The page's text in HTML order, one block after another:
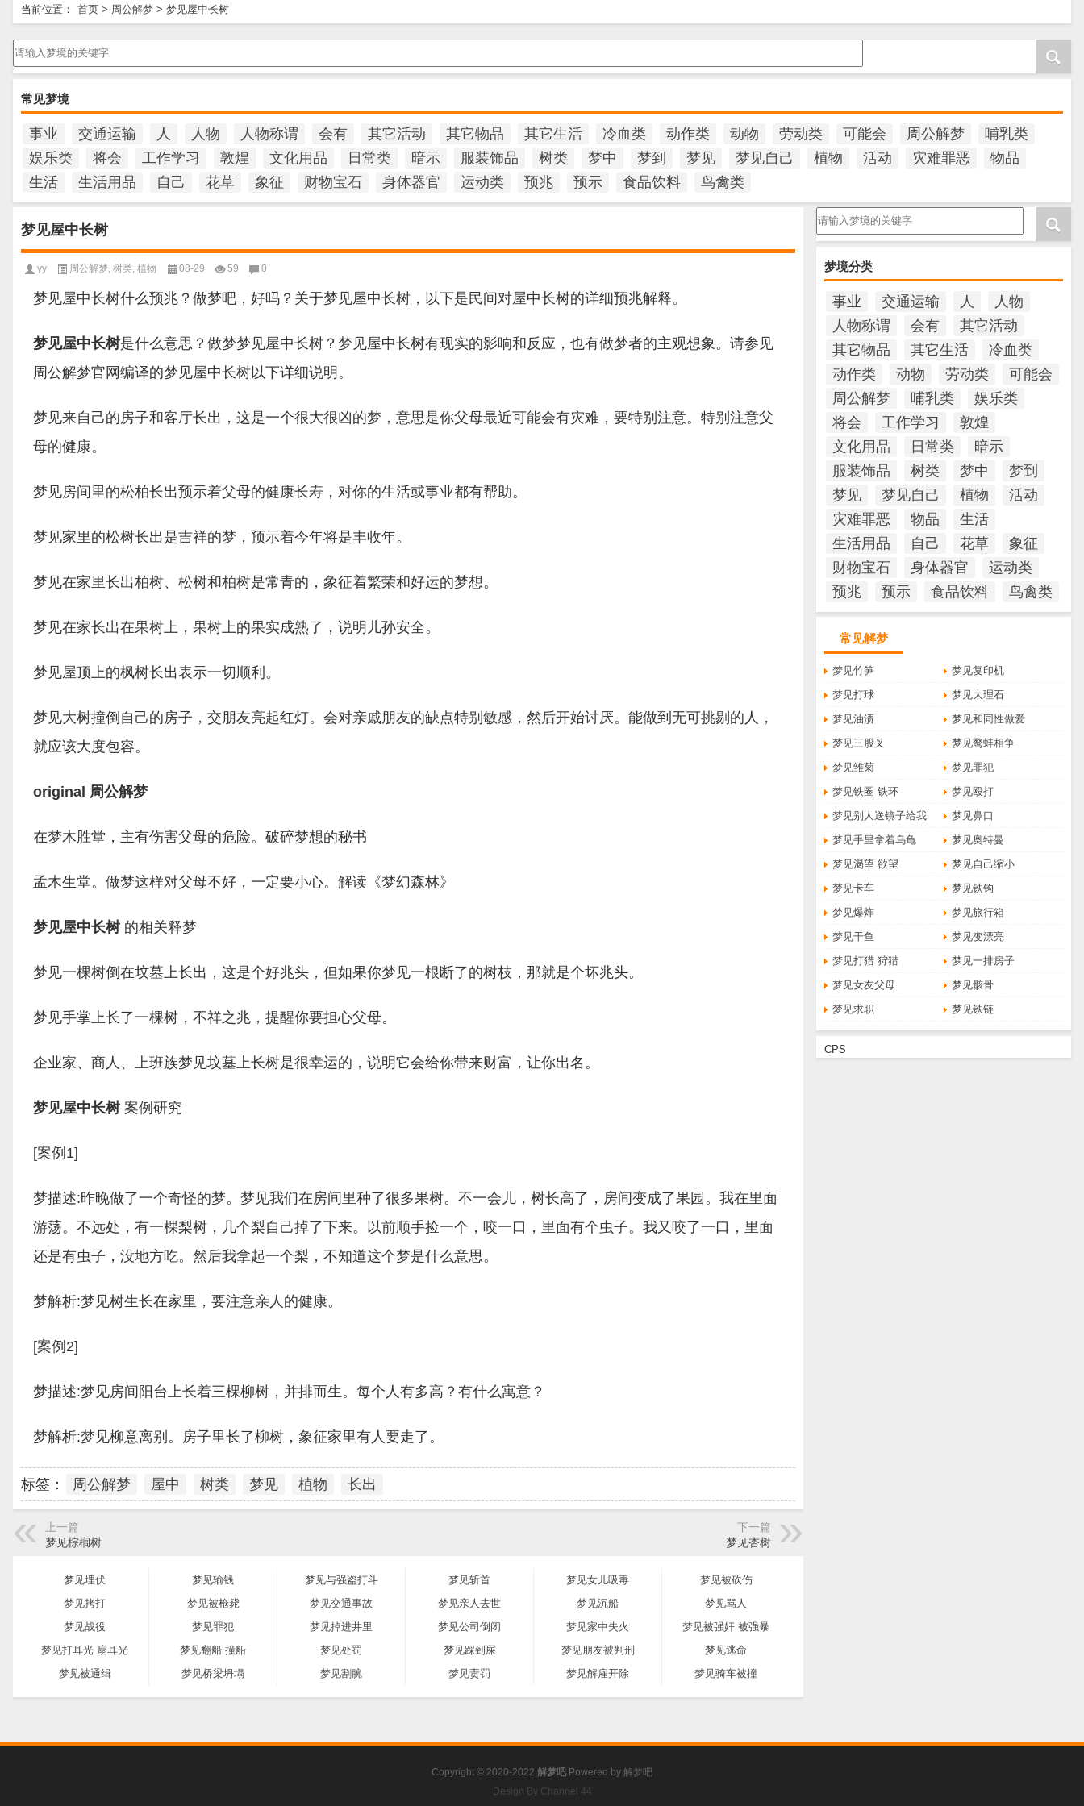
当前位置： 首页 > 周公解梦 > 梦见屋中长树
请输入梦境的关键字
常见梦境
事业 交通运输 人 人物 人物称谓 会有 其它活动 其它物品 其它生活 冷血类 动作类 动物 劳动类 可能会 周公解梦
哺乳类
娱乐类
将会 工作学习 敦煌 文化用品 日常类 暗示 服装饰品 树类 梦中 梦到 梦见 梦见自己 植物 活动 灾难罪恶
物品
生活
生活用品 自己 花草 象征 财物宝石 身体器官 运动类 预兆 预示 食品饮料 鸟禽类
请输入梦境的关键字
梦境分类
事业 交通运输 人
人物
人物称谓
会有
其它活动
其它物品
其它生活
冷血类
动作类
动物 劳动类
可能会
周公解梦
哺乳类
娱乐类
将会
工作学习
敦煌
文化用品
日常类
暗示
服装饰品
树类 梦中
梦到
梦见
梦见自己 植物
活动
灾难罪恶
物品
生活
生活用品
自己 花草
象征
财物宝石
身体器官
运动类
预兆
预示 食品饮料 鸟禽类
常见解梦
梦见竹笋
梦见复印机
梦见打球
梦见大理石
梦见油渍
梦见和同性做爱
梦见三股叉
梦见鹜蚌相争
梦见雏菊
梦见罪犯
梦见铁圈 铁环
梦见殴打
梦见别人送镜子给我
梦见鼻口
梦见手里拿着乌龟
梦见奥特曼
梦见渴望 欲望
梦见自己缩小
梦见卡车
梦见铁钩
梦见爆炸
梦见旅行箱
梦见干鱼
梦见变漂亮
梦见打猎 狩猎
梦见一排房子
梦见女友父母
梦见骸骨
梦见求职
梦见铁链
CPS
梦见屋中长树
yy 周公解梦, 树类, 植物 08-29 59 0
梦见屋中长树什么预兆？做梦吧，好吗？关于梦见屋中长树，以下是民间对屋中长树的详细预兆解释。
梦见屋中长树是什么意思？做梦梦见屋中长树？梦见屋中长树有现实的影响和反应，也有做梦者的主观想象。请参见
周公解梦官网编译的梦见屋中长树以下详细说明。
梦见来自己的房子和客厅长出，这是一个很大很凶的梦，意思是你父母最近可能会有灾难，要特别注意。特别注意父
母的健康。
梦见房间里的松柏长出预示着父母的健康长寿，对你的生活或事业都有帮助。
梦见家里的松树长出是吉祥的梦，预示着今年将是丰收年。
梦见在家里长出柏树、松树和柏树是常青的，象征着繁荣和好运的梦想。
梦见在家长出在果树上，果树上的果实成熟了，说明儿孙安全。
梦见屋顶上的枫树长出表示一切顺利。
梦见大树撞倒自己的房子，交朋友亮起红灯。会对亲戚朋友的缺点特别敏感，然后开始讨厌。能做到无可挑剔的人，
就应该大度包容。
original 周公解梦
在梦木胜堂，主有伤害父母的危险。破碎梦想的秘书
孟木生堂。做梦这样对父母不好，一定要小心。解读《梦幻森林》
梦见屋中长树 的相关释梦
梦见一棵树倒在坟墓上长出，这是个好兆头，但如果你梦见一根断了的树枝，那就是个坏兆头。
梦见手掌上长了一棵树，不祥之兆，提醒你要担心父母。
企业家、商人、上班族梦见坟墓上长树是很幸运的，说明它会给你带来财富，让你出名。
梦见屋中长树 案例研究
[案例1]
梦描述:昨晚做了一个奇怪的梦。梦见我们在房间里种了很多果树。不一会儿，树长高了，房间变成了果园。我在里面
游荡。不远处，有一棵梨树，几个梨自己掉了下来。以前顺手捡一个，咬一口，里面有个虫子。我又咬了一口，里面
还是有虫子，没地方吃。然后我拿起一个梨，不知道这个梦是什么意思。
梦解析:梦见树生长在家里，要注意亲人的健康。
[案例2]
梦描述:梦见房间阳台上长着三棵柳树，并排而生。每个人有多高？有什么寓意？
梦解析:梦见柳意离别。房子里长了柳树，象征家里有人要走了。
标签： 周公解梦 屋中 树类 梦见 植物 长出
上一篇
梦见棕榈树
下一篇
梦见杏树
梦见埋伏 梦见输钱 梦见与强盗打斗 梦见斩首 梦见女儿吸毒
梦见被砍伤
梦见拷打
梦见被枪毙 梦见交通事故 梦见亲人去世 梦见沉船
梦见骂人
梦见战役
梦见罪犯 梦见掉进井里 梦见公司倒闭 梦见家中失火
梦见被强奸 被强暴
梦见打耳光 扇耳光
梦见翻船 撞船 梦见处罚 梦见踩到屎 梦见朋友被判刑
梦见逃命
梦见被通缉
梦见桥梁坍塌 梦见割腕 梦见责罚 梦见解雇开除 梦见骑车被撞
Copyright © 2020-2022 解梦吧 Powered by 解梦吧
Design By Channel 44